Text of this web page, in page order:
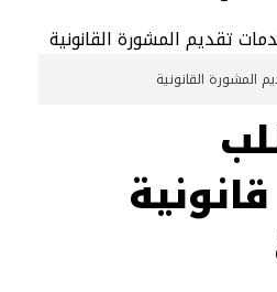
المشورة القانونية